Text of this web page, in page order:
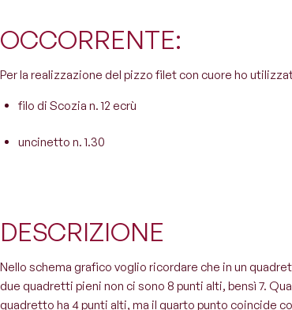
OCCORRENTE:
Per la realizzazione del pizzo filet con cuore ho
filo di Scozia n. 12 ecrù
uncinetto n. 1.30
DESCRIZIONE
Nello schema grafico voglio ricordare che in un
due quadretti pieni non ci sono 8 punti alti, bensì 7.
quadretto ha 4 punti alti, ma il quarto punto coincide